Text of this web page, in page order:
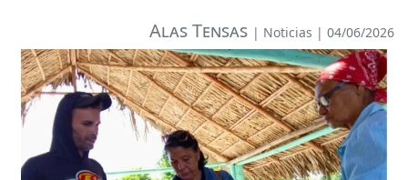
Alas Tensas | Noticias | 04/06/2026